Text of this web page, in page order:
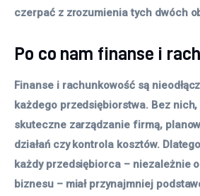
czerpać z zrozumienia tych dwóch
Po co nam finanse i
Finanse i rachunkowość są
każdego przedsiębiorstwa. Bez nich,
skuteczne zarządzanie firmą,
działań czy kontrola kosztów.
każdy przedsiębiorca – niezależnie
biznesu – miał przynajmniej